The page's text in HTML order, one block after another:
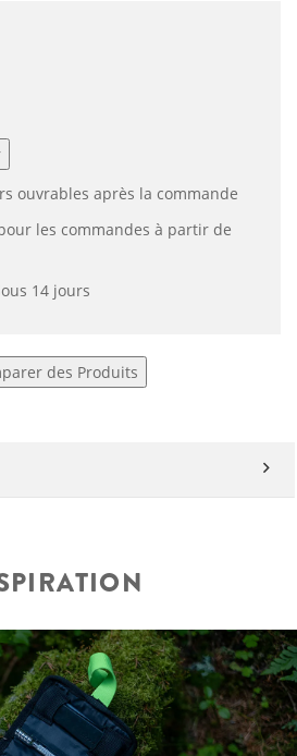
ouvrables après la commande
les commandes à partir de
14 jours
des Produits